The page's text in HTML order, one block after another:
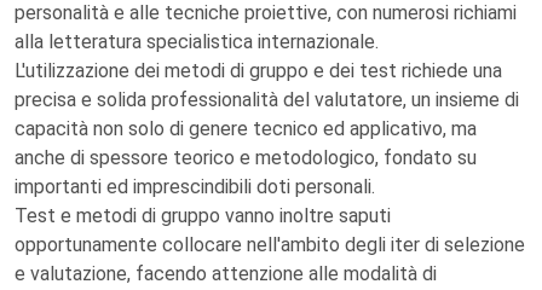
personalità e alle tecniche proiettive, con numerosi richiami
alla letteratura specialistica internazionale.
L'utilizzazione dei metodi di gruppo e dei test richiede una
precisa e solida professionalità del valutatore, un insieme di
capacità non solo di genere tecnico ed applicativo, ma
anche di spessore teorico e metodologico, fondato su
importanti ed imprescindibili doti personali.
Test e metodi di gruppo vanno inoltre saputi
opportunamente collocare nell'ambito degli iter di selezione
e valutazione, facendo attenzione alle modalità di